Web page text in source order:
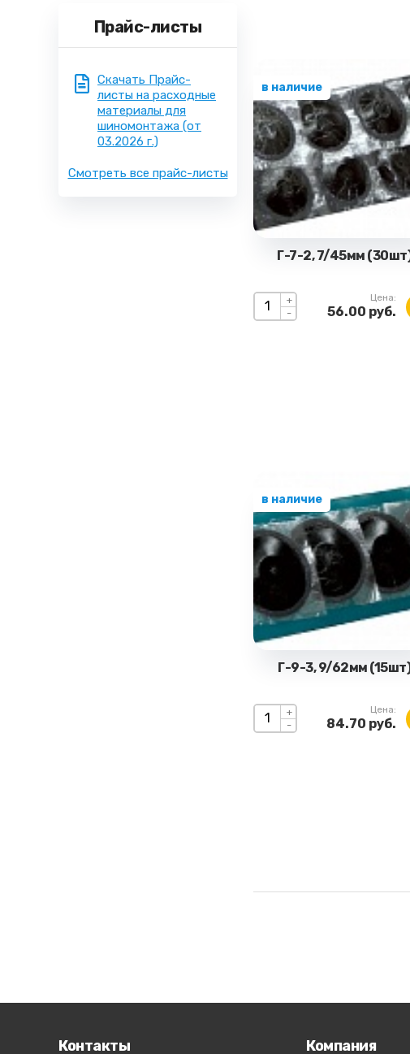
Прайс-листы
Скачать Прайс-
листы на расходные
материалы для
шиномонтажа (от
03.2026 г.)
Смотреть все прайс-листы
в наличие
Г-7-2, 7/45мм
+
-
Цена:
56.00 руб.
в наличие
Г-9-3, 9/62мм (15шт)
+
-
Цена:
84.70 руб.
Контакты Компания